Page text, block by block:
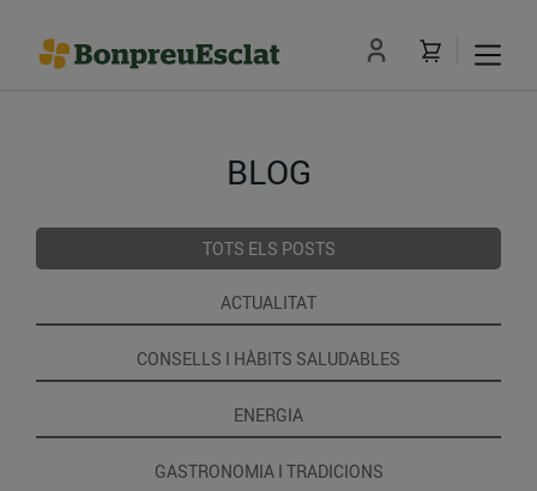
BLOG
TOTS ELS POSTS
ACTUALITAT
CONSELLS I HÀBITS SALUDABLES
ENERGIA
GASTRONOMIA I TRADICIONS